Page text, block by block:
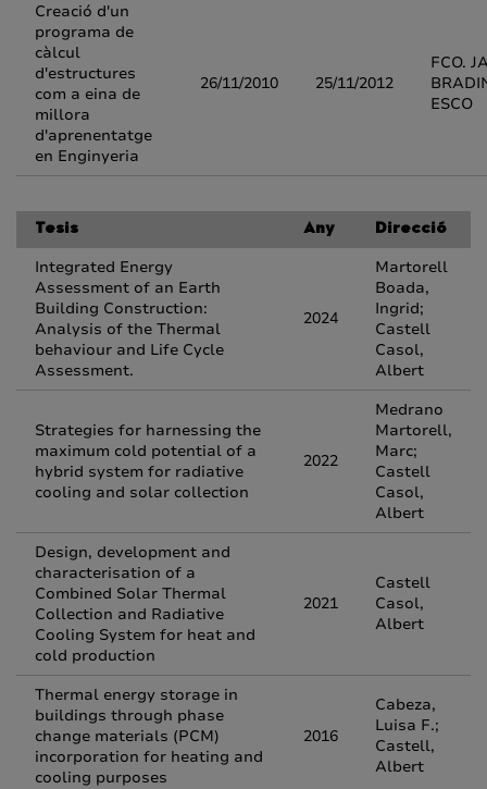
Creació d'un
programa de
càlcul
d'estructures
com a eina de
millora
d'aprenentatge
en Enginyeria
26/11/2010 25/11/2012
FCO.
ESCO
Tesis Any Direcció
Integrated Energy
Assessment of an Earth
Building Construction:
Analysis of the Thermal
behaviour and Life Cycle
Assessment.
2024
Martorell
Boada,
Ingrid;
Castell
Casol,
Albert
Strategies for harnessing the
maximum cold potential of a
hybrid system for radiative
cooling and solar collection
2022
Medrano
Martorell,
Marc;
Castell
Casol,
Albert
Design, development and
characterisation of a
Combined Solar Thermal
Collection and Radiative
Cooling System for heat and
cold production
2021
Castell
Casol,
Albert
Thermal energy storage in
buildings through phase
change materials (PCM)
incorporation for heating and
cooling purposes
2016
Cabeza,
Luisa F.;
Castell,
Albert